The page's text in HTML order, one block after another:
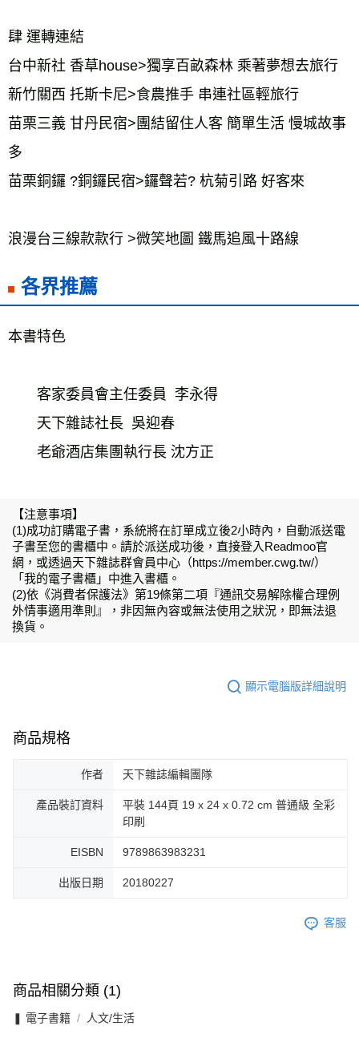
肆 運轉連結
台中新社 香草house>獨享百畝森林 乘著夢想去旅行
新竹關西 托斯卡尼>食農推手 串連社區輕旅行
苗栗三義 甘丹民宿>團結留住人客 簡單生活 慢城故事
多
苗栗銅鑼 ?銅鑼民宿>鑼聲若? 杭菊引路 好客來
浪漫台三線款款行 >微笑地圖 鐵馬追風十路線
各界推薦
本書特色
客家委員會主任委員  李永得
天下雜誌社長  吳迎春
老爺酒店集團執行長 沈方正
【注意事項】
(1)成功訂購電子書，系統將在訂單成立後2小時內，自動派送電
子書至您的書櫃中。請於派送成功後，直接登入Readmoo官
網，或透過天下雜誌群會員中心（https://member.cwg.tw/）
「我的電子書櫃」中進入書櫃。
(2)依《消費者保護法》第19條第二項『通訊交易解除權合理例
外情事適用準則』，非因無內容或無法使用之狀況，即無法退
換貨。
顯示電腦版詳細說明
商品規格
作者 天下雜誌編輯團隊
產品裝訂資料
平裝 144頁 19 x 24 x 0.72 cm 普通級 全彩
印刷
EISBN 9789863983231
出版日期 20180227
客服
商品相關分類 (1)
❚ 電子書籍 人文/生活